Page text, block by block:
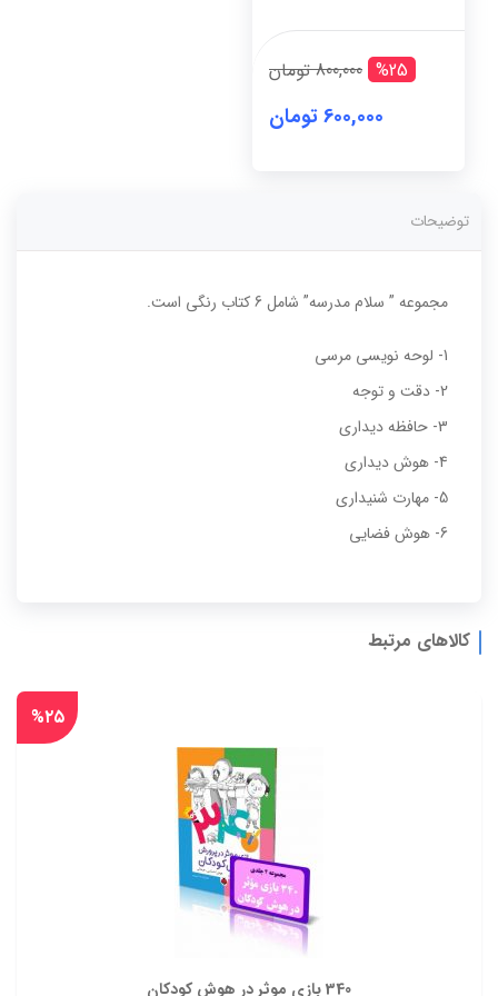
(دوره
کامل6
جلدی)
عدد
%25 800,000 تومان
600,000 تومان
توضیحات
مجموعه ” سلام مدرسه” شامل 6 کتاب رنگی است.
1- لوحه نویسی مرسی
2- دقت و توجه
3- حافظه دیداری
4- هوش دیداری
5- مهارت شنیداری
6- هوش فضایی
کالاهای مرتبط
340 بازی موثر در هوش کودکان
%۲۵